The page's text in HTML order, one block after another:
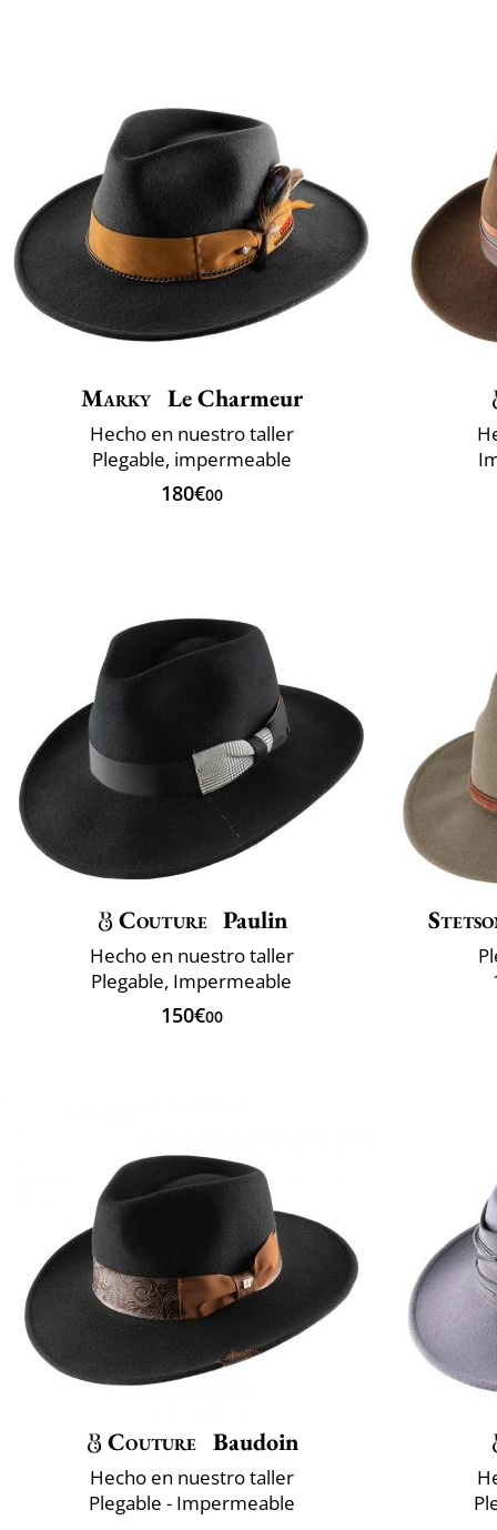
Marky Le Charmeur
Hecho en nuestro taller
Plegable, impermeable
180€00
Couture Paulin
Hecho en nuestro taller
Plegable, Impermeable
150€00
Couture Baudoin
Hecho en nuestro taller
Plegable - Impermeable